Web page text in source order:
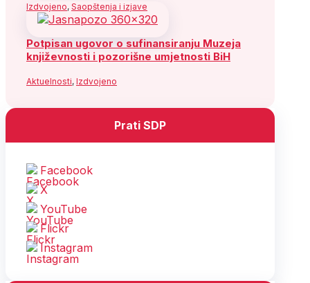
Izdvojeno, Saopštenja i izjave
Potpisan ugovor o sufinansiranju Muzeja
književnosti i pozorišne umjetnosti BiH
Aktuelnosti, Izdvojeno
Prati SDP
Facebook
X
YouTube
Flickr
Instagram